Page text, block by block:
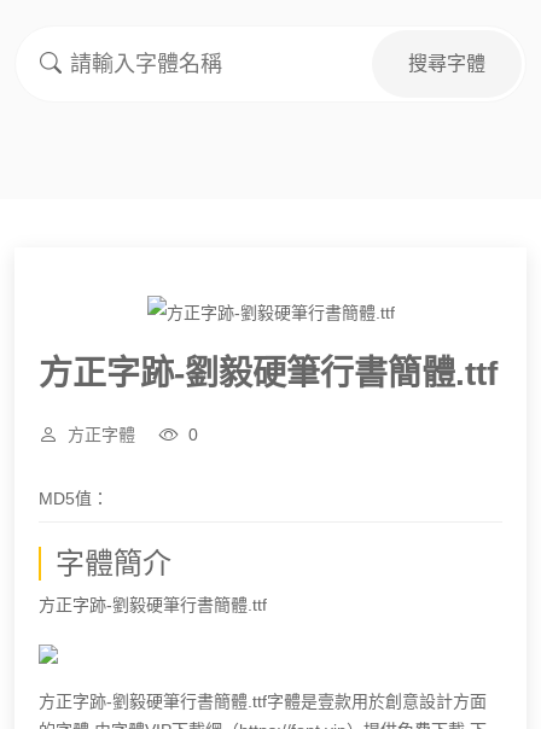
方正字跡-劉毅硬筆行書簡體.ttf
方正字體 0
MD5值：
字體簡介
方正字跡-劉毅硬筆行書簡體.ttf
方正字跡-劉毅硬筆行書簡體.ttf字體是壹款用於創意設計方面